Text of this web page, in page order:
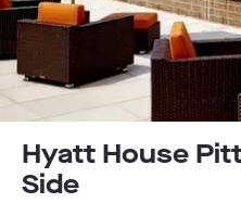
Hyatt House
Side